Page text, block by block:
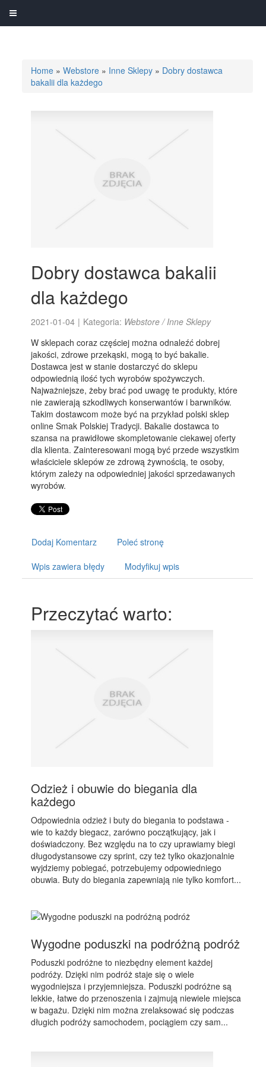
Home »Webstore » Inne Sklepy » Dobry dostawca
bakalii dla każdego
Dobry dostawca bakalii
dla każdego
2021-01-04 | Kategoria: Webstore / Inne Sklepy
W sklepach coraz częściej można odnaleźć dobrej
jakości, zdrowe przekąski, mogą to być bakalie.
Dostawca jest w stanie dostarczyć do sklepu
odpowiednią ilość tych wyrobów spożywczych.
Najważniejsze, żeby brać pod uwagę te produkty, które
nie zawierają szkodliwych konserwantów i barwników.
Takim dostawcom może być na przykład polski sklep
online Smak Polskiej Tradycji. Bakalie dostawca to
szansa na prawidłowe skompletowanie ciekawej oferty
dla klienta. Zainteresowani mogą być przede wszystkim
właściciele sklepów ze zdrową żywnością, te osoby,
którym zależy na odpowiedniej jakości sprzedawanych
wyrobów.
Dodaj Komentarz Poleć stronę
Wpis zawiera błędy Modyfikuj wpis
Przeczytać warto:
Odzież i obuwie do biegania dla
każdego
Odpowiednia odzież i buty do biegania to podstawa -
wie to każdy biegacz, zarówno początkujący, jak i
doświadczony. Bez względu na to czy uprawiamy biegi
długodystansowe czy sprint, czy też tylko okazjonalnie
wyjdziemy pobiegać, potrzebujemy odpowiedniego
obuwia. Buty do biegania zapewniają nie tylko komfort...
Wygodne poduszki na podróżną podróż
Poduszki podróżne to niezbędny element każdej
podróży. Dzięki nim podróż staje się o wiele
wygodniejsza i przyjemniejsza. Poduszki podróżne są
lekkie, łatwe do przenoszenia i zajmują niewiele miejsca
w bagażu. Dzięki nim można zrelaksować się podczas
długich podróży samochodem, pociągiem czy sam...